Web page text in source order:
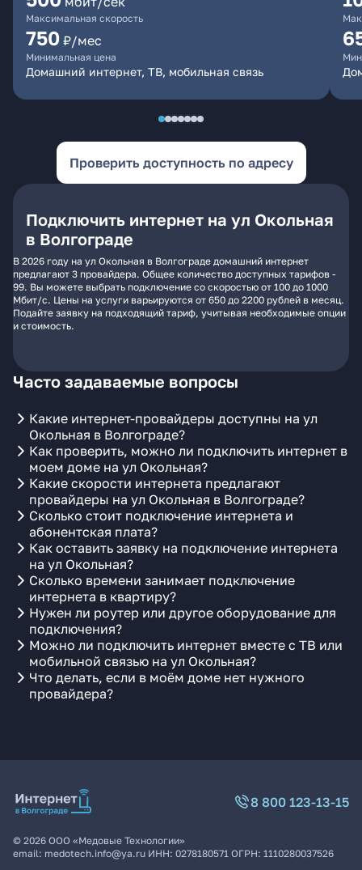
Максимальная скорость
750 ₽/мес
Минимальная цена
Домашний интернет, ТВ, мобильная связь
Проверить доступность по адресу
Подключить интернет на ул Окольная
в Волгограде
В 2026 году на ул Окольная в Волгограде домашний интернет
предлагают 3 провайдера. Общее количество доступных тарифов -
99. Вы можете выбрать подключение со скоростью от 100 до 1000
Мбит/с. Цены на услуги варьируются от 650 до 2200 рублей в месяц.
Подайте заявку на подходящий тариф, учитывая необходимые опции
и стоимость.
Часто задаваемые вопросы
Какие интернет-провайдеры доступны на ул
Окольная в Волгограде?
Как проверить, можно ли подключить интернет в
моем доме на ул Окольная?
Какие скорости интернета предлагают
провайдеры на ул Окольная в Волгограде?
Сколько стоит подключение интернета и
абонентская плата?
Как оставить заявку на подключение интернета
на ул Окольная?
Сколько времени занимает подключение
интернета в квартиру?
Нужен ли роутер или другое оборудование для
подключения?
Можно ли подключить интернет вместе с ТВ или
мобильной связью на ул Окольная?
Что делать, если в моём доме нет нужного
провайдера?
8 800 123-13-15
© 2026 ООО «Медовые Технологии»
email: medotech.info@ya.ru ИНН: 0278180571 ОГРН: 1110280037526